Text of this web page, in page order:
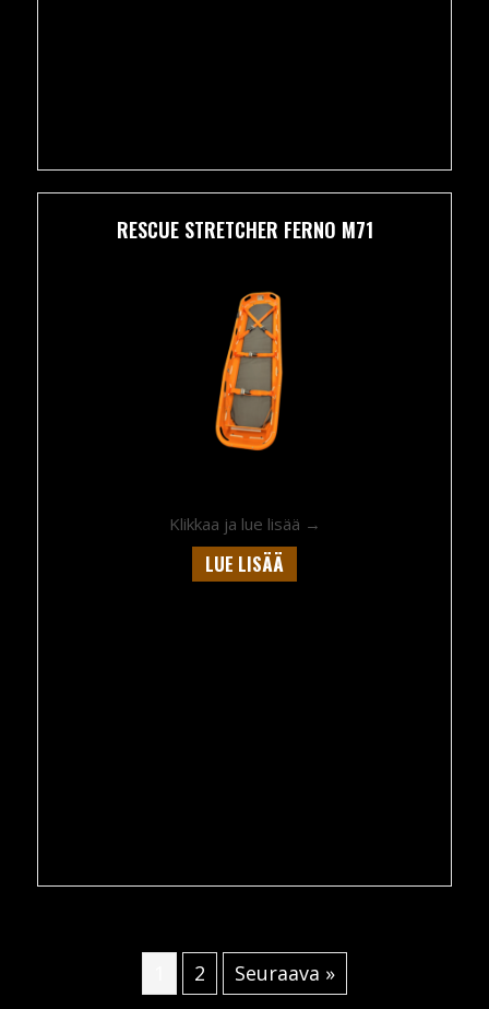
RESCUE STRETCHER FERNO M71
Klikkaa ja lue lisää →
LUE LISÄÄ
2 Seuraava »